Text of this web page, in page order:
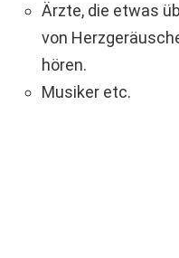
Ärzte, die etwas
von
hören.
Musiker etc.